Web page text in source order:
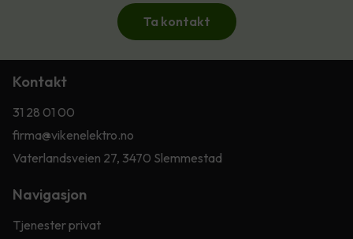
Ta kontakt
Kontakt
31 28 01 00
firma@vikenelektro.no
Vaterlandsveien 27, 3470 Slemmestad
Navigasjon
Tjenester privat